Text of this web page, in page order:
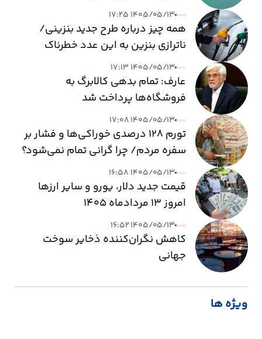
۱۴۰۵/۰۵/۱۳ ۱۷:۲۵
همه چیز درباره طرح جدید بنزینی/
ناترازی بنزین به این عدد خطرناک
می‌رسد
۱۴۰۵/۰۵/۱۳ ۱۷:۱۳
عارف: تمام بدهی کالابرگ به
فروشگاه‌ها پرداخت شد
۱۴۰۵/۰۵/۱۳ ۱۷:۰۸
تورم ۱۲۸ درصدی خوراکی‌ها و فشار بر
سفره مردم/ چرا گرانی تمام نمی‌شود؟
۱۴۰۵/۰۵/۱۳ ۱۶:۵۸
قیمت جدید دلار، یورو و سایر ارزها
امروز ۱۳ مردادماه ۱۴۰۵
۱۴۰۵/۰۵/۱۳ ۱۶:۵۲
کاهش نگران‌کننده ذخایر سوخت
جهانی
ویژه ها